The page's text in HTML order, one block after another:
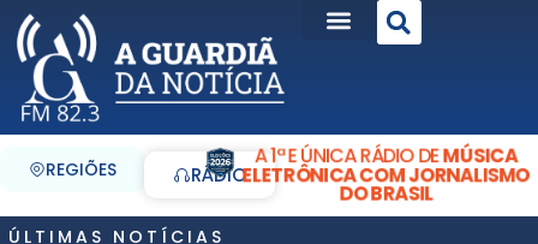
REGIÕES RÁDIO
A 1ª E ÚNICA RÁDIO DEMÚSICA
ELETRÔNICA COM JORNALISMO
DO BRASIL
ÚLTIMAS NOTÍCIAS